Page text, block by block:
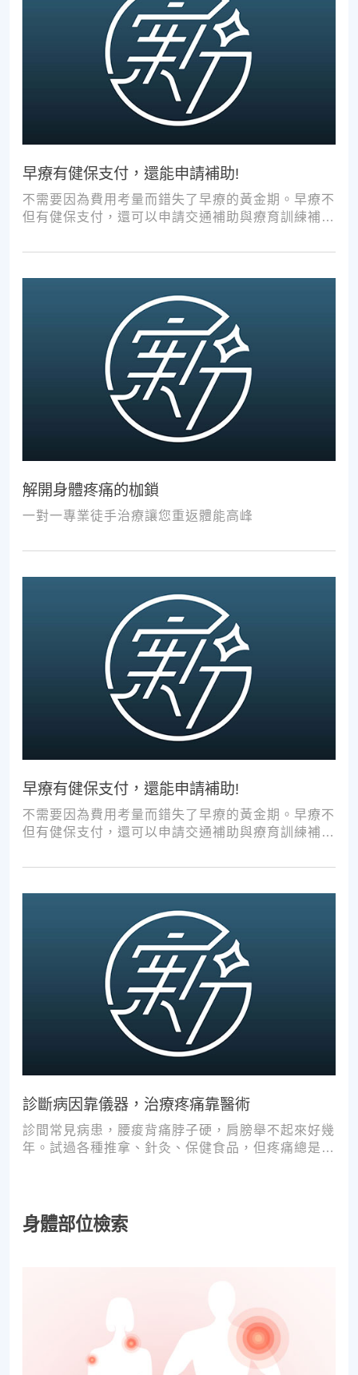
早療有健保支付，還能申請補助!
不需要因為費用考量而錯失了早療的黃金期。早療不
但有健保支付，還可以申請交通補助與療育訓練補
解開身體疼痛的枷鎖
一對一專業徒手治療讓您重返體能高峰
早療有健保支付，還能申請補助!
不需要因為費用考量而錯失了早療的黃金期。早療不
但有健保支付，還可以申請交通補助與療育訓練補
診斷病因靠儀器，治療疼痛靠醫術
診間常見病患，腰痠背痛脖子硬，肩膀舉不起來好幾
年。試過各種推拿、針灸、保健食品，但疼痛總是時
身體部位檢索